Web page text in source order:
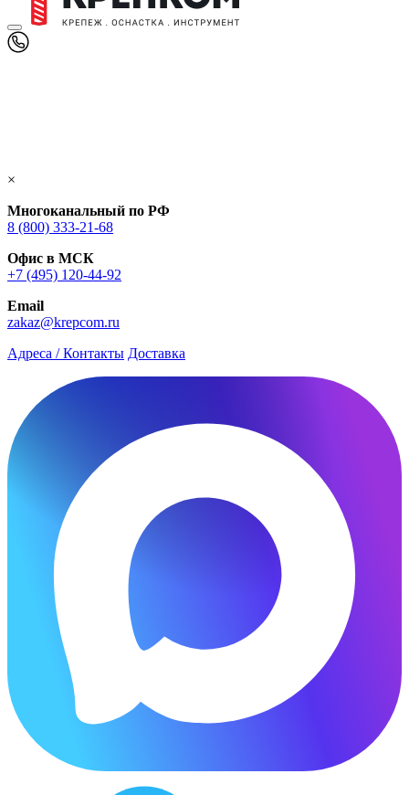
×
Многоканальный по РФ
8 (800) 333‑21-68
Офис в МСК
+7 (495) 120-44-92
Email
zakaz@krepcom.ru
Адреса / Контакты Доставка